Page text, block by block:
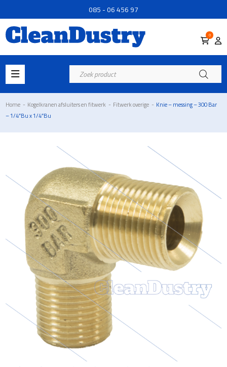
085 - 06 456 97
0
Producten
zoeken
Home - Kogelkranen afsluiters en fitwerk - Fitwerk overige - Knie – messing – 300 Bar
– 1/4″Bu x 1/4″Bu